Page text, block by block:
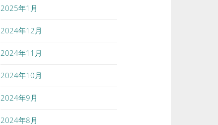
2025年1月
2024年12月
2024年11月
2024年10月
2024年9月
2024年8月